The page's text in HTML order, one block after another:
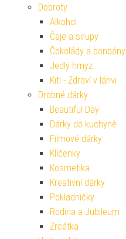
Dobroty
Alkohol
Čaje a sirupy
Čokolády a bonbóny
Jedlý hmyz
Kitl - Zdraví v láhvi
Drobné dárky
Beautiful Day
Dárky do kuchyně
Filmové dárky
Klíčenky
Kosmetika
Kreativní dárky
Pokladničky
Rodina a Jubileum
Zrcátka